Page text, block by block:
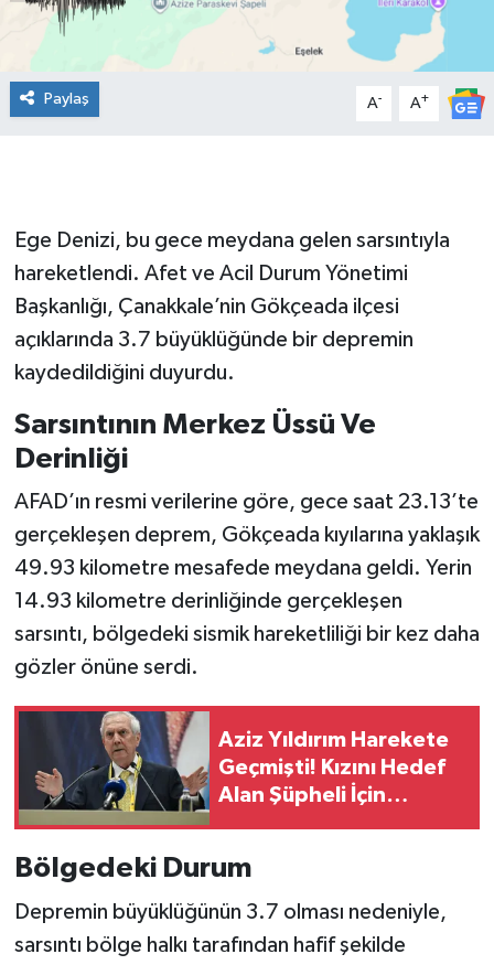
Paylaş A- A+
Ege Denizi, bu gece meydana gelen sarsıntıyla
hareketlendi. Afet ve Acil Durum Yönetimi
Başkanlığı, Çanakkale’nin Gökçeada ilçesi
açıklarında 3.7 büyüklüğünde bir depremin
kaydedildiğini duyurdu.
Sarsıntının Merkez Üssü Ve
Derinliği
AFAD’ın resmi verilerine göre, gece saat 23.13’te
gerçekleşen deprem, Gökçeada kıyılarına yaklaşık
49.93 kilometre mesafede meydana geldi. Yerin
14.93 kilometre derinliğinde gerçekleşen
sarsıntı, bölgedeki sismik hareketliliği bir kez daha
gözler önüne serdi.
Aziz Yıldırım Harekete
Geçmişti! Kızını Hedef
Alan Şüpheli İçin
Bölgedeki Durum
Depremin büyüklüğünün 3.7 olması nedeniyle,
sarsıntı bölge halkı tarafından hafif şekilde